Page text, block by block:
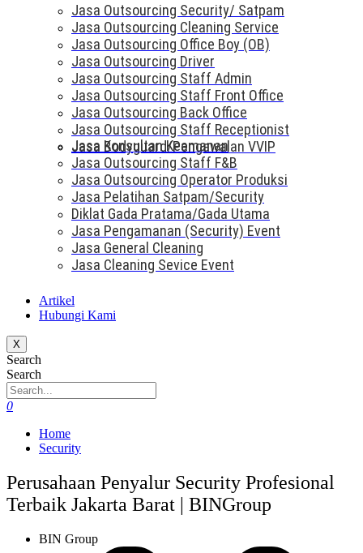
Jasa Outsourcing Security/ Satpam
Jasa Outsourcing Cleaning Service
Jasa Outsourcing Office Boy (OB)
Jasa Outsourcing Driver
Jasa Outsourcing Staff Admin
Jasa Outsourcing Staff Front Office
Jasa Outsourcing Back Office
Jasa Outsourcing Staff Receptionist
Jasa Bodyguard/Pengawalan VVIP
Jasa Konsultan Keamanan
Jasa Outsourcing Staff F&B
Jasa Outsourcing Operator Produksi
Jasa Pelatihan Satpam/Security
Diklat Gada Pratama/Gada Utama
Jasa Pengamanan (Security) Event
Jasa General Cleaning
Jasa Cleaning Sevice Event
Artikel
Hubungi Kami
X
Search
Search
0
Home
Security
Perusahaan Penyalur Security Profesional
Terbaik Jakarta Barat | BINGroup
BIN Group